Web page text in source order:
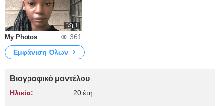
1
My Photos
361
Εμφάνιση Όλων
Βιογραφικό μοντέλου
Ηλικία: 20 έτη